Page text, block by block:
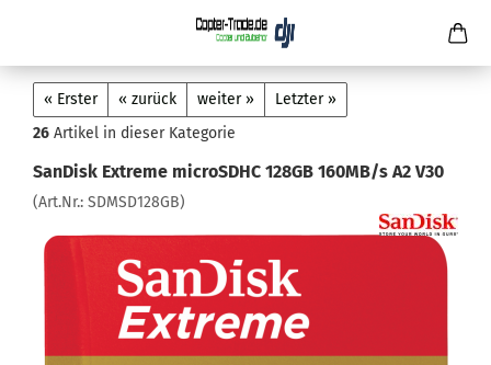
« Erster « zurück weiter »
Letzter »
26 Artikel in dieser Kategorie
SanDisk Extreme microSDHC 128GB 160MB/s A2 V30
(Art.Nr.: SDMSD128GB)